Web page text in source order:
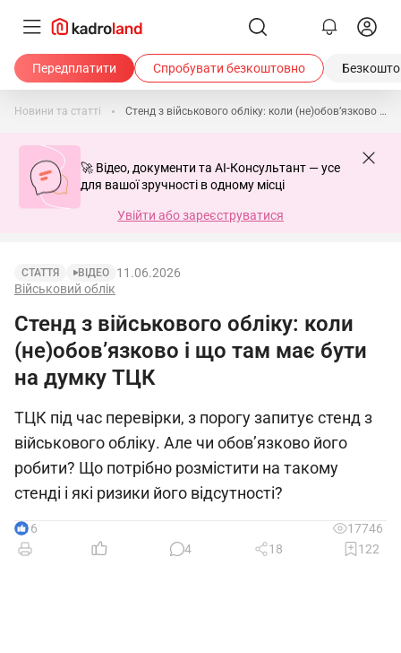
Передплатити Спробувати безкоштовно
Новини та статті Стенд з військового обліку: коли (не)обов’язково і що там має бути на думку ТЦК
🚀 Відео, документи та AI-Консультант — усе
для вашої зручності в одному місці
Увійти або зареєструватися
СТАТТЯ ВІДЕО
Військовий облік
11.06.2026
Стенд з військового обліку: коли
(не)обов’язково і що там має бути
на думку ТЦК
ТЦК під час перевірки, з порогу запитує стенд з
військового обліку. Але чи обов’язково його
робити? Що потрібно розмістити на такому
стенді і які ризики його відсутності?
16
17746
4
18 122